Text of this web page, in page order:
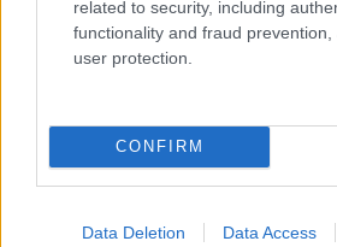
related to security, including
functionality and fraud
user protection.
CONFIRM
Data Deletion Data Access
kapcsolat nehézségeit” – teszi